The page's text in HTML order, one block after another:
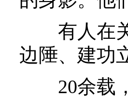
有人在关
边陲、建功
20余载，